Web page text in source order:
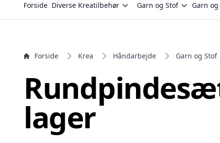
Forside Diverse Kreatilbehør Garn og Stof Garn
Forside Krea Håndarbejde Garn og Stof
lager